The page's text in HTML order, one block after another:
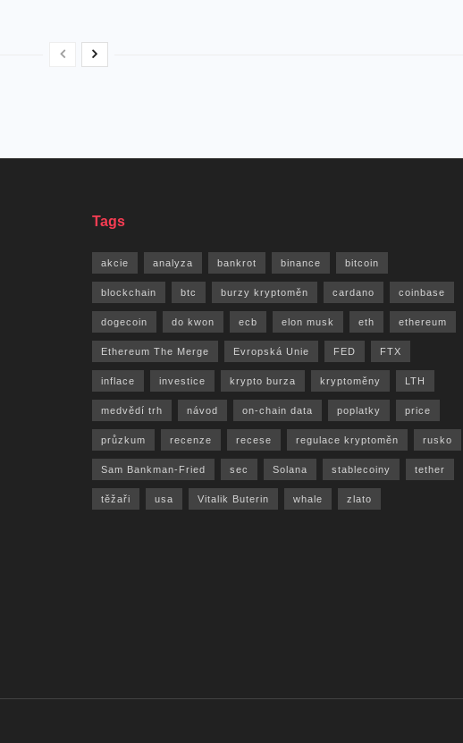
Tags
akcie analyza bankrot binance bitcoin
blockchain btc burzy kryptoměn cardano coinbase
dogecoin do kwon ecb elon musk eth ethereum
Ethereum The Merge Evropská Unie FED FTX
inflace investice krypto burza kryptoměny LTH
medvědí trh návod on-chain data poplatky price
průzkum recenze recese regulace kryptoměn rusko
Sam Bankman-Fried sec Solana stablecoiny tether
těžaři usa Vitalik Buterin whale zlato